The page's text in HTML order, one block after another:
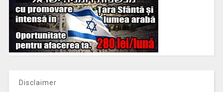
Disclaimer